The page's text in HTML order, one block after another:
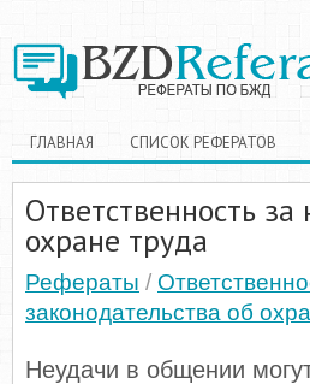
ГЛАВНАЯ СПИСОК РЕФЕРАТОВ
Ответственность
охране труда
Рефераты /
законодательства об
Неудачи в общении